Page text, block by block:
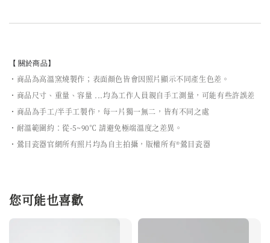
【 關於商品】
・商品為高溫窯燒製作；表面顏色皆會因照片顯示不同產生色差。
・商品尺寸、重量、容量 ...均為工作人員親自手工測量，可能有些許誤差
・商品為手工/半手工製作，每一片獨一無二，皆有不同之處
・耐溫範圍約：從-5~90℃ 請避免極端溫度之差異。
・鶯目瓷器官網所有照片均為自主拍攝，版權所有®鶯目瓷器
您可能也喜歡